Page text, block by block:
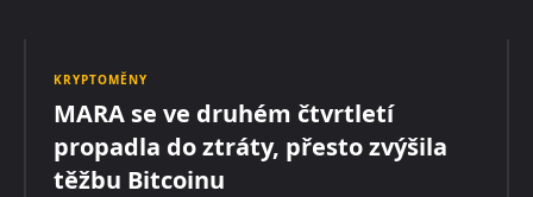
KRYPTOMĚNY
MARA se ve druhém čtvrtletí
propadla do ztráty, přesto zvýšila
těžbu Bitcoinu